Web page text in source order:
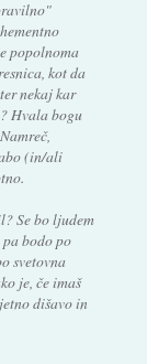
popolnoma
kot da
nekaj kar
Hvala bogu
(in/ali
Se bo ljudem
bodo po
svetovna
je, če imaš
dišavo in